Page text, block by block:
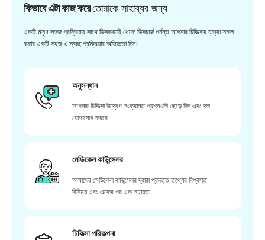
কিভাবে এটা কাজ করেতোমাকে সাহায্যর জন্য
একটি মসৃণ সহজ প্রক্রিয়ার সাথে ডিসকভারি থেকে ডিসচার্জ পর্যন্ত আপনার চিকিত্সার যাত্রা সফল
করার একটি সহজ ও স্বচ্ছ প্রক্রিয়ার অভিজ্ঞতা নিন।
অনুসন্ধান
আপনার চিকিত্সা উদ্বেগ সংক্রান্ত প্রশ্নগুলি ছেড়ে দিন এবং দল
যোগাযোগ করবে
মেডিকেল কাউন্সেলর
আমাদের মেডিকেল কাউন্সেলর দ্বারা প্রদত্ত তথ্যের বিশ্বস্ত
বিনিময় এবং একের পর এক সহায়তা
চিকিত্সা পরিকল্পনা